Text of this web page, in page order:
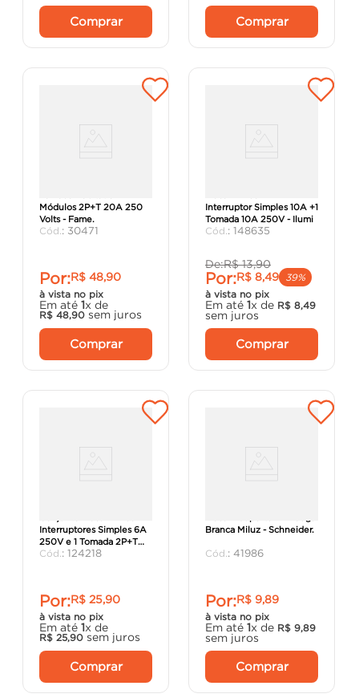
Comprar Comprar
Módulos 2P+T 20A 250
Volts - Fame.
: 30471
Por:R$ 48,90
à vista no pix
Em até 1x de
R$ 48,90 sem juros
Comprar
Interruptor Simples 10A +1
Tomada 10A 250V - Ilumi
: 148635
De:R$ 13,90
Por:R$ 8,49
39%
à vista no pix
Em até 1x de R$ 8,49
sem juros
Comprar
Interruptores Simples 6A
250V e 1 Tomada 2P+T
20A 250V Aria Branco -
: 124218
Por:R$ 25,90
à vista no pix
Em até 1x de
R$ 25,90 sem juros
Comprar
Branca Miluz - Schneider.
: 41986
Por:R$ 9,89
à vista no pix
Em até 1x de R$ 9,89
sem juros
Comprar